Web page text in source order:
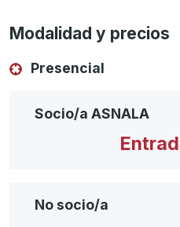
Modalidad y precios
Presencial
Socio/a ASNALA
No socio/a